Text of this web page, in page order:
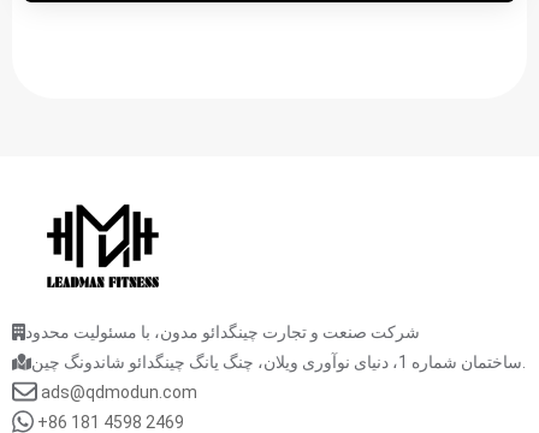
شرکت صنعت و تجارت چینگدائو مدون، با مسئولیت محدود
ads@qdmodun.com
+86 181 4598 2469